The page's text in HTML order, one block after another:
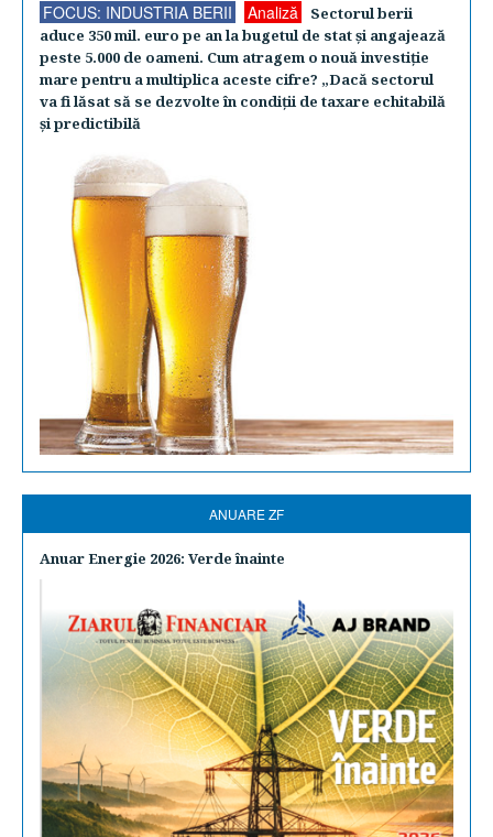
FOCUS: INDUSTRIA BERII Analiză
Sectorul berii
aduce 350 mil. euro pe an la bugetul de stat şi angajează
peste 5.000 de oameni. Cum atragem o nouă investiţie
mare pentru a multiplica aceste cifre? „Dacă sectorul
va fi lăsat să se dezvolte în condiţii de taxare echitabilă
şi predictibilă
ANUARE ZF
Anuar Energie 2026: Verde înainte